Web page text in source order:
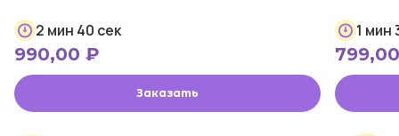
2 мин 40 сек
990,00 ₽
Заказать
1 мин